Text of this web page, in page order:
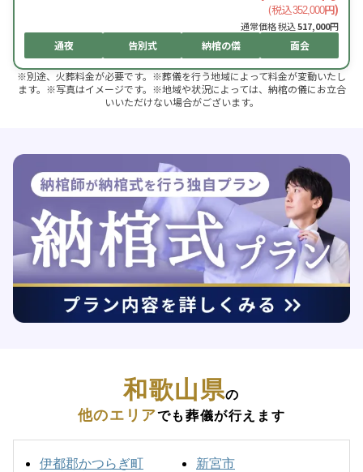
(税込352,000円)
通常価格 税込517,000円
通夜 告別式 納棺の儀 面会
※別途、火葬料金が必要です。※葬儀を行う地域によって料金が変動いたし
ます。※写真はイメージです。※地域や状況によっては、納棺の儀にお立合
いいただけない場合がございます。
和歌山県の
他のエリアでも葬儀が行えます
伊都郡かつらぎ町
新宮市